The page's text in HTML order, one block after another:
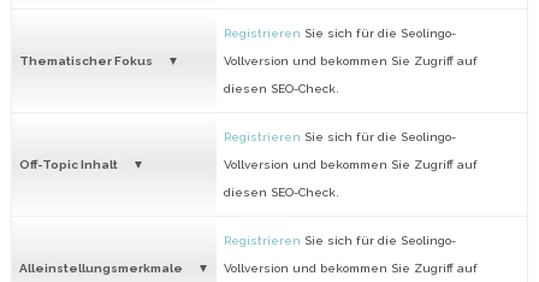
Thematischer Fokus
Registrieren Sie sich für die Seolingo-
Vollversion und bekommen Sie Zugriff auf
diesen SEO-Check.
Off-Topic Inhalt
Registrieren Sie sich für die Seolingo-
Vollversion und bekommen Sie Zugriff auf
diesen SEO-Check.
Alleinstellungsmerkmale
Registrieren Sie sich für die Seolingo-
Vollversion und bekommen Sie Zugriff auf